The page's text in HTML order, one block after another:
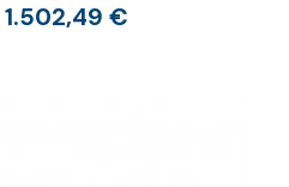
1.502,49 €